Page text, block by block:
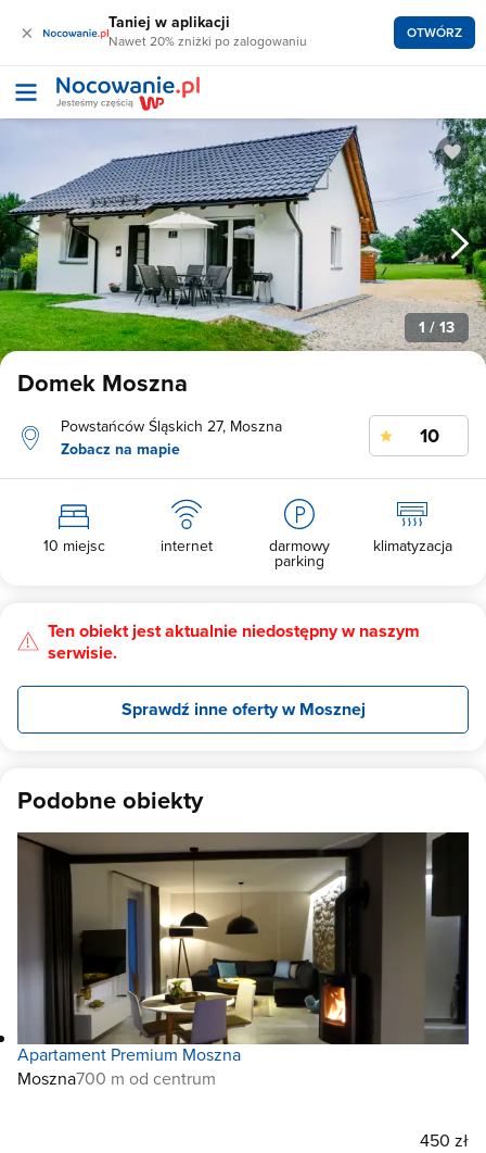
× Taniej w aplikacji
Nawet 20% zniżki po zalogowaniu OTWÓRZ
1 / 13
Domek Moszna
Powstańców Śląskich 27, Moszna
Zobacz na mapie
10
10 miejsc internet darmowy
parking
klimatyzacja
Ten obiekt jest aktualnie niedostępny w naszym
serwisie.
Sprawdź inne oferty w Mosznej
Podobne obiekty
Apartament Premium Moszna
Moszna700 m od centrum
450 zł